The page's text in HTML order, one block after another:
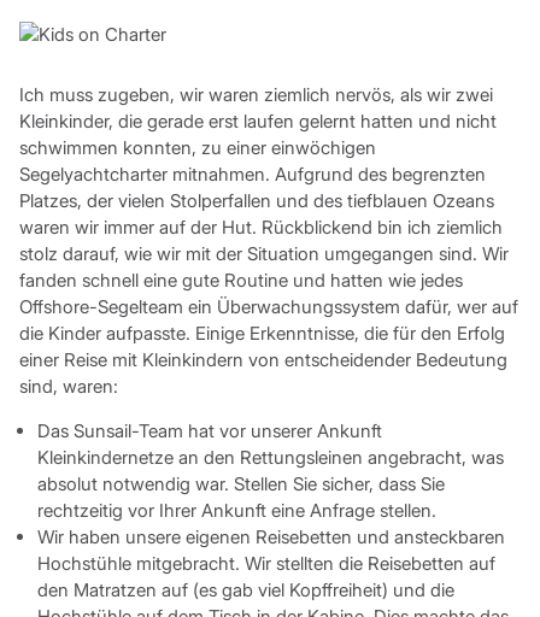
Ich muss zugeben, wir waren ziemlich nervös, als wir zwei
Kleinkinder, die gerade erst laufen gelernt hatten und nicht
schwimmen konnten, zu einer einwöchigen
Segelyachtcharter mitnahmen. Aufgrund des begrenzten
Platzes, der vielen Stolperfallen und des tiefblauen Ozeans
waren wir immer auf der Hut. Rückblickend bin ich ziemlich
stolz darauf, wie wir mit der Situation umgegangen sind. Wir
fanden schnell eine gute Routine und hatten wie jedes
Offshore-Segelteam ein Überwachungssystem dafür, wer auf
die Kinder aufpasste. Einige Erkenntnisse, die für den Erfolg
einer Reise mit Kleinkindern von entscheidender Bedeutung
sind, waren:
Das Sunsail-Team hat vor unserer Ankunft
Kleinkindernetze an den Rettungsleinen angebracht, was
absolut notwendig war. Stellen Sie sicher, dass Sie
rechtzeitig vor Ihrer Ankunft eine Anfrage stellen.
Wir haben unsere eigenen Reisebetten und ansteckbaren
Hochstühle mitgebracht. Wir stellten die Reisebetten auf
den Matratzen auf (es gab viel Kopffreiheit) und die